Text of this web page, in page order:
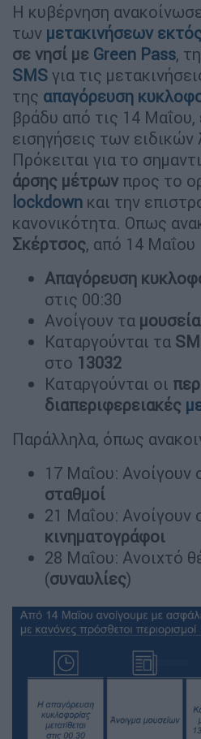
Η κυβέρνηση
των μετακινήσεων
σε νησί με Green Pass,
SMS για τις
της απαγόρευση
βράδυ από τις 14 Μαΐου,
εισηγήσεις των
Πρόκειται για το
άρσης μέτρων προς το
lockdown και την
κανονικότητα. Οπως
Σκέρτσος, από 14 Μαΐου
Απαγόρευση
στις 00:30
Ανοίγουν τα μουσεία
Καταργούνται τα
στο 13032
Καταργούνται οι
διαπεριφερειακές
Παράλληλα, όπως
17 Μαΐου: Ανοίγουν
σταθμοί
21 Μαΐου: Ανοίγουν
κινηματογράφοι
28 Μαΐου: Ανοιχτό
(συναυλίες)